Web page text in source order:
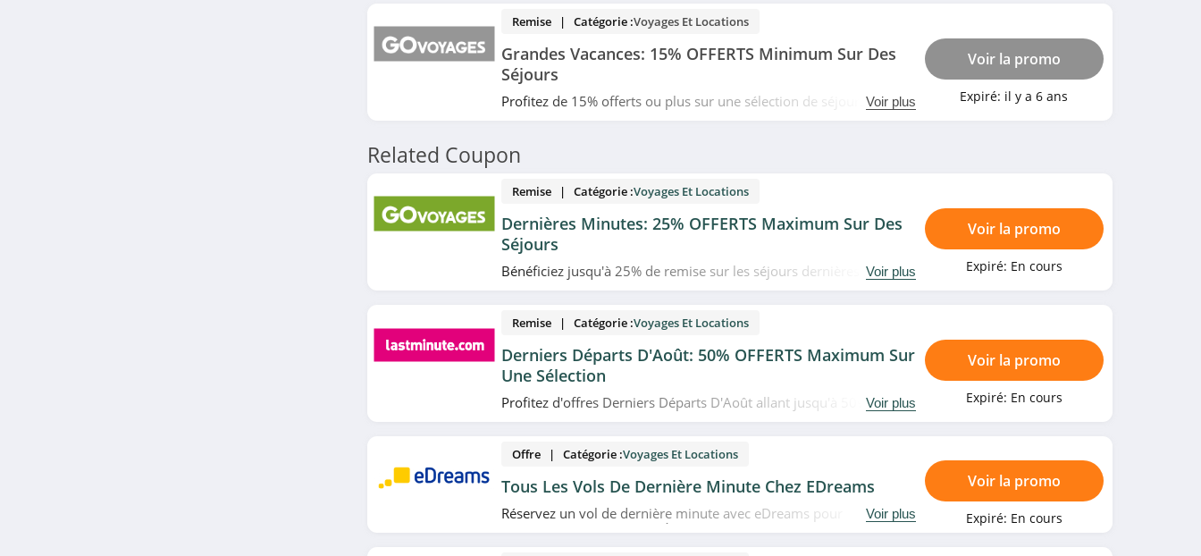
Remise | Catégorie :Voyages Et Locations
Grandes Vacances: 15% OFFERTS Minimum Sur Des
Séjours
Profitez de 15% offerts ou plus sur une sélection de séjours du 1er
Voir plus
Voir la promo
Expiré: il y a 6 ans
Related Coupon
Remise | Catégorie :Voyages Et Locations
Dernières Minutes: 25% OFFERTS Maximum Sur Des
Séjours
Bénéficiez jusqu'à 25% de remise sur les séjours dernières minutes
Voir plus
Voir la promo
Expiré: En cours
Remise | Catégorie :Voyages Et Locations
Derniers Départs D'Août: 50% OFFERTS Maximum Sur
Une Sélection
Profitez d'offres Derniers Départs D'Août allant jusqu'à 50% offerts
Voir plus
Voir la promo
Expiré: En cours
Offre | Catégorie :Voyages Et Locations
Tous Les Vols De Dernière Minute Chez EDreams
Réservez un vol de dernière minute avec eDreams pour
Voir plus
Voir la promo
Expiré: En cours